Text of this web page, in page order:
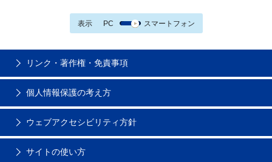
表示 PC スマートフォン
リンク・著作権・免責事項
個人情報保護の考え方
ウェブアクセシビリティ方針
サイトの使い方